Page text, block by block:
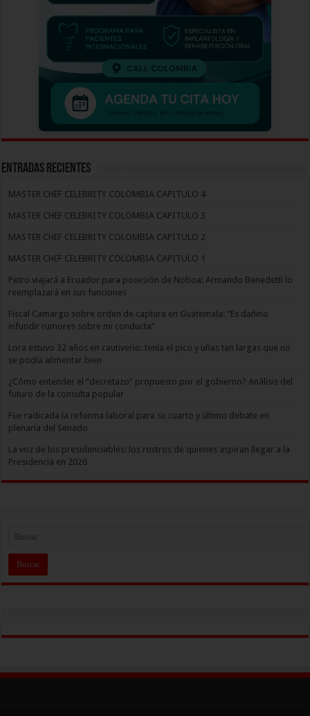
Entradas recientes
MASTER CHEF CELEBRITY COLOMBIA CAPITULO 4
MASTER CHEF CELEBRITY COLOMBIA CAPITULO 3
MASTER CHEF CELEBRITY COLOMBIA CAPITULO 2
MASTER CHEF CELEBRITY COLOMBIA CAPITULO 1
Petro viajará a Ecuador para posesión de Noboa: Armando Benedetti lo
reemplazará en sus funciones
Fiscal Camargo sobre orden de captura en Guatemala: “Es dañino
infundir rumores sobre mi conducta”
Lora estuvo 32 años en cautiverio: tenía el pico y uñas tan largas que no
se podía alimentar bien
¿Cómo entender el “decretazo” propuesto por el gobierno? Análisis del
futuro de la consulta popular
Fue radicada la reforma laboral para su cuarto y último debate en
plenaria del Senado
La voz de los presidenciables: los rostros de quienes aspiran llegar a la
Presidencia en 2026